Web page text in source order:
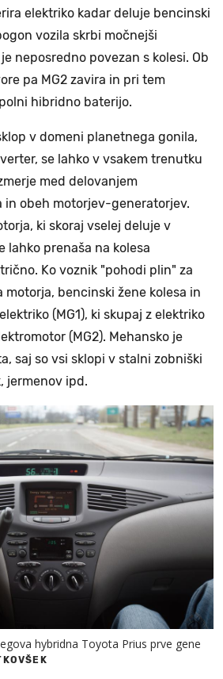
elektriko kadar deluje bencinski
vozila skrbi močnejši
neposredno povezan s kolesi. Ob
pa MG2 zavira in pri tem
hibridno baterijo.
v domeni planetnega gonila,
se lahko v vsakem trenutku
med delovanjem
in obeh motorjev-generatorjev.
ki skoraj vselej deluje v
lahko prenaša na kolesa
Ko voznik "pohodi plin" za
motorja, bencinski žene kolesa in
(MG1), ki skupaj z elektriko
(MG2). Mehansko je
saj so vsi sklopi v stalni zobniški
jermenov ipd.
hybridna Toyota Prius prve gene